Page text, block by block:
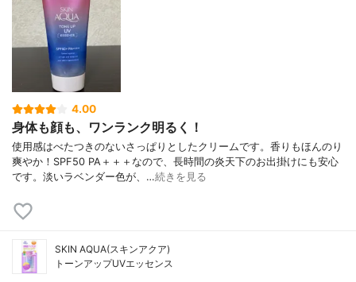
4.00
身体も顔も、ワンランク明るく！
使用感はべたつきのないさっぱりとしたクリームです。香りもほんのり
爽やか！SPF50 PA＋＋＋なので、長時間の炎天下のお出掛けにも安心
です。淡いラベンダー色が、…続きを見る
SKIN AQUA(スキンアクア)
トーンアップUVエッセンス